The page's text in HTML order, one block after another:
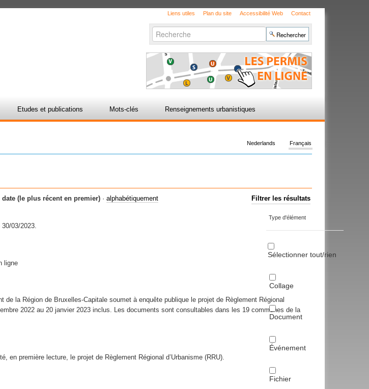
Liens utiles Plan du site Accessibilité Web Contact
Chercher par
avancée…
Etudes et publications Mots-clés Renseignements urbanistiques
Français
Nederlands
Filtrer les résultats
Type d'élément
Sélectionner tout/rien
Collage
Document
Événement
Fichier
date (le plus récent en premier) · alphabétiquement
03/2023.
ligne
la Région de Bruxelles-Capitale soumet à enquête publique le projet de Règlement Régional
2022 au 20 janvier 2023 inclus. Les documents sont consultables dans les 19 communes de la
en première lecture, le projet de Règlement Régional d’Urbanisme (RRU).